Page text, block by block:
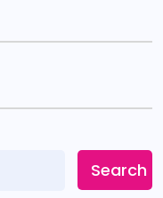
Search